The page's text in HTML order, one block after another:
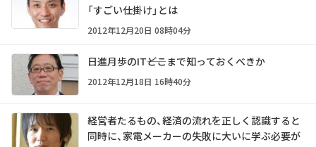
「すごい仕掛け」とは
2012年12月20日 08時04分
日進月歩のIT――どこまで知っておくべきか
2012年12月18日 16時40分
経営者たるもの、経済の流れを正しく認識すると
同時に、家電メーカーの失敗に大いに学ぶ必要が